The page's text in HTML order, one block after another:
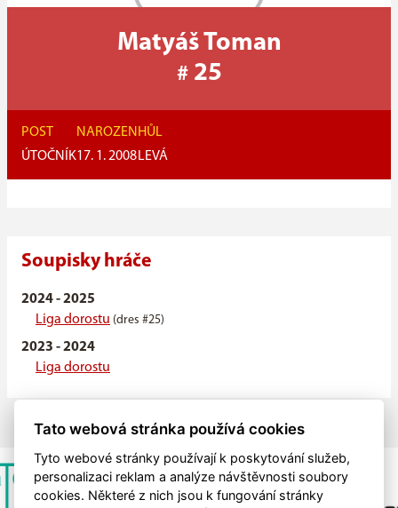
Matyáš Toman
# 25
POST
ÚTOČNÍK
NAROZEN
17. 1. 2008
HŮL
LEVÁ
Soupisky hráče
2024 - 2025
Liga dorostu (dres #25)
2023 - 2024
Liga dorostu
Tato webová stránka používá cookies
Tyto webové stránky používají k poskytování služeb,
personalizaci reklam a analýze návštěvnosti soubory
cookies. Některé z nich jsou k fungování stránky